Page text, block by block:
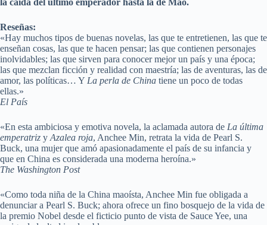
Reseñas:
«Hay muchos tipos de buenas novelas, las que te entretienen, las que te
enseñan cosas, las que te hacen pensar; las que contienen personajes
inolvidables; las que sirven para conocer mejor un país y una época;
las que mezclan ficción y realidad con maestría; las de aventuras, las de
amor, las políticas… Y La perla de China tiene un poco de todas
ellas.»
El País
«En esta ambiciosa y emotiva novela, la aclamada autora de La última
emperatriz y Azalea roja, Anchee Min, retrata la vida de Pearl S.
Buck, una mujer que amó apasionadamente el país de su infancia y
que en China es considerada una moderna heroína.»
The Washington Post
«Como toda niña de la China maoísta, Anchee Min fue obligada a
denunciar a Pearl S. Buck; ahora ofrece un fino bosquejo de la vida de
la premio Nobel desde el ficticio punto de vista de Sauce Yee, una